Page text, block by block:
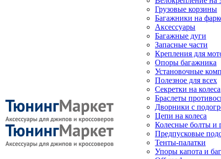
Грузовые корзины
Багажники на
Аксессуары
Багажные дуги
Запасные части
Крепления для
Опоры багажника
Установочные
Полезное для всех
Секретки на колеса
Браслеты
Дворники с
Цепи на колеса
Колесные болты и
Предпусковые
Тенты-палатки
Упоры капота и